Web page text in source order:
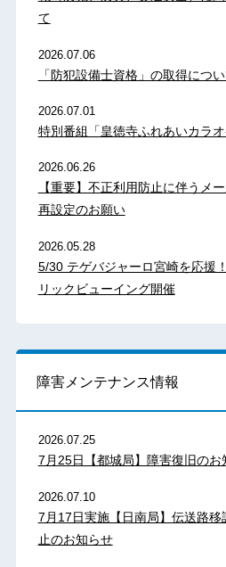
て
2026.07.06
「防犯設備士資格」の取得につ
2026.07.01
特別番組「皇徳寺ふれあいカラオ
2026.06.26
【重要】不正利用防止に伴うメ
再設定のお願い
2026.05.28
5/30 テゲバジャーロ宮崎を応
リックビューイング開催
障害メンテナンス情報
2026.07.25
7月25日【都城局】障害復旧のお
2026.07.10
7月17日実施【日南局】伝送路
止のお知らせ